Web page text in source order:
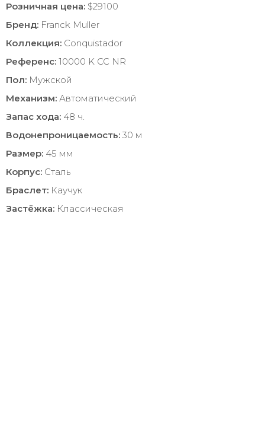
Розничная цена: $29100
Бренд: Franck Muller
Коллекция: Conquistador
Референс: 10000 K CC NR
Пол: Мужской
Механизм: Автоматический
Запас хода: 48 ч.
Водонепроницаемость: 30 м
Размер: 45 мм
Корпус: Сталь
Браслет: Каучук
Застёжка: Классическая